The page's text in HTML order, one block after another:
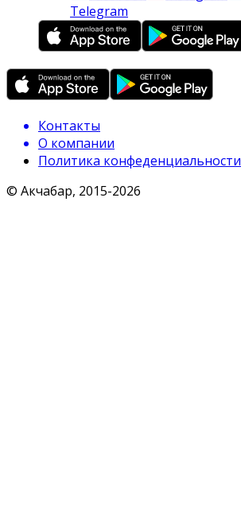
Telegram
Контакты
О компании
Политика конфеденциальности
© Акчабар, 2015-2026